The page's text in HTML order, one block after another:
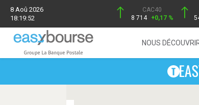
8 Aoû 2026
18:19:52
CAC40
8 714 +0,17 %
NOUS